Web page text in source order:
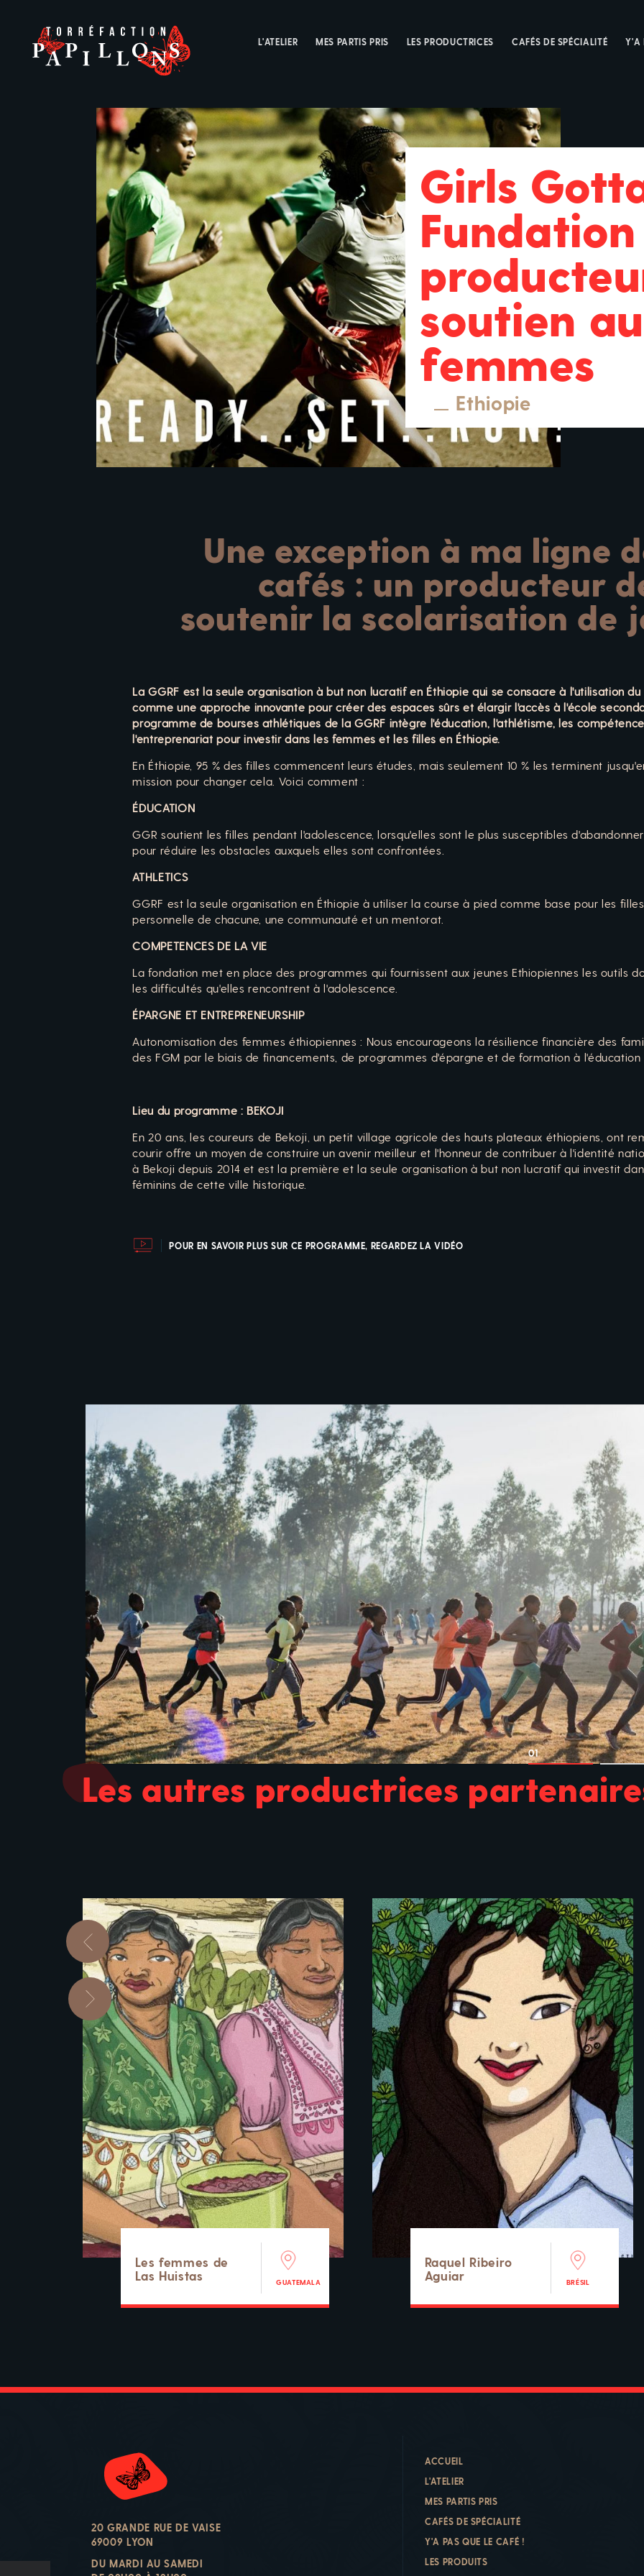
L'ATELIER MES PARTIS PRIS LES PRODUCTRICES CAFÉS DE SPÉCIALITÉ Y'A
Girls
soutien
femmes
Ethiopie
Une exception à ma ligne
cafés : un producteur
soutenir la scolarisation de
La GGRF est la seule organisation à but non lucratif en Éthiopie qui se consacre à l'utilisation
comme une approche innovante pour créer des espaces sûrs et élargir l'accès à l'école
programme de bourses athlétiques de la GGRF intègre l'éducation, l'athlétisme, les
l'entreprenariat pour investir dans les femmes et les filles en Éthiopie.
En Éthiopie, 95 % des filles commencent leurs études, mais seulement 10 % les terminent
mission pour changer cela. Voici comment :
ÉDUCATION
GGR soutient les filles pendant l'adolescence, lorsqu'elles sont le plus susceptibles
pour réduire les obstacles auxquels elles sont confrontées.
ATHLETICS
GGRF est la seule organisation en Éthiopie à utiliser la course à pied comme base pour les
personnelle de chacune, une communauté et un mentorat.
COMPETENCES DE LA VIE
La fondation met en place des programmes qui fournissent aux jeunes Ethiopiennes les outils
les difficultés qu'elles rencontrent à l'adolescence.
ÉPARGNE ET ENTREPRENEURSHIP
Autonomisation des femmes éthiopiennes : Nous encourageons la résilience financière des
des FGM par le biais de financements, de programmes d'épargne et de formation à l'éducation
Lieu du programme : BEKOJI
En 20 ans, les coureurs de Bekoji, un petit village agricole des hauts plateaux éthiopiens, ont
courir offre un moyen de construire un avenir meilleur et l'honneur de contribuer à l'identité
à Bekoji depuis 2014 et est la première et la seule organisation à but non lucratif qui investit
féminins de cette ville historique.
POUR EN SAVOIR PLUS SUR CE PROGRAMME, REGARDEZ LA VIDÉO
01
Les autres productrices
Les femmes de
Las Huistas
GUATEMALA
Raquel Ribeiro
Aguiar
BRÉSIL
20 GRANDE RUE DE VAISE
69009 LYON
DU MARDI AU SAMEDI
ACCUEIL
L'ATELIER
MES PARTIS PRIS
CAFÉS DE SPÉCIALITÉ
Y'A PAS QUE LE CAFÉ !
LES PRODUITS